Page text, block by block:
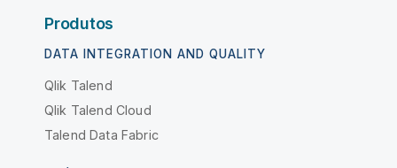
Produtos
DATA INTEGRATION AND QUALITY
Qlik Talend
Qlik Talend Cloud
Talend Data Fabric